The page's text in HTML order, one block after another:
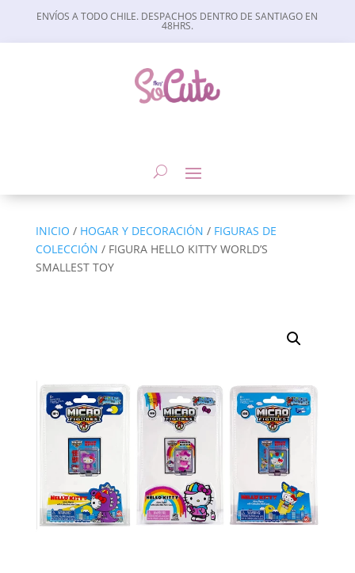
ENVÍOS A TODO CHILE. DESPACHOS DENTRO DE SANTIAGO EN
48HRS.
INICIO / HOGAR Y DECORACIÓN / FIGURAS DE
COLECCIÓN / FIGURA HELLO KITTY WORLD’S
SMALLEST TOY